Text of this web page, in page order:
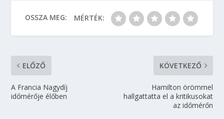
OSSZA MEG: MÉRTÉK:
ELŐZŐ
A Francia Nagydíj
időmérője élőben
KÖVETKEZŐ
Hamilton örömmel
hallgattatta el a kritikusokat
az időmérőn